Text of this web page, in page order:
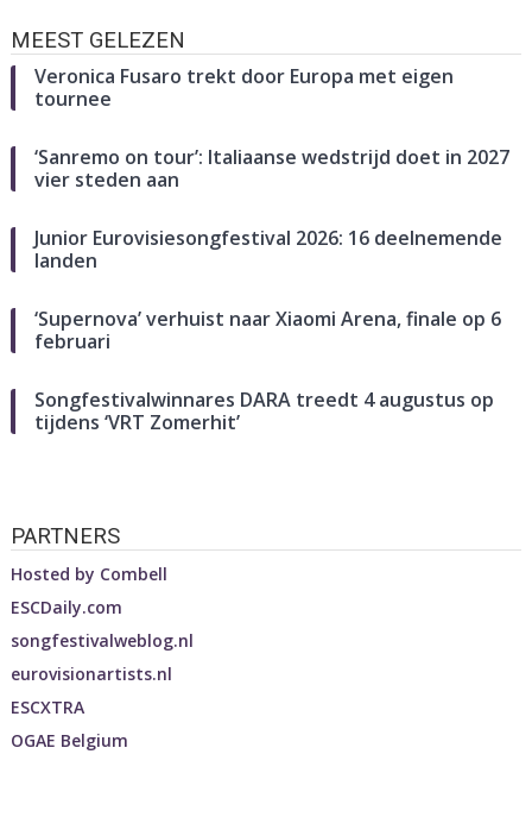
MEEST GELEZEN
Veronica Fusaro trekt door Europa met eigen
tournee
‘Sanremo on tour’: Italiaanse wedstrijd doet in 2027
vier steden aan
Junior Eurovisiesongfestival 2026: 16 deelnemende
landen
‘Supernova’ verhuist naar Xiaomi Arena, finale op 6
februari
Songfestivalwinnares DARA treedt 4 augustus op
tijdens ‘VRT Zomerhit’
PARTNERS
Hosted by Combell
ESCDaily.com
songfestivalweblog.nl
eurovisionartists.nl
ESCXTRA
OGAE Belgium